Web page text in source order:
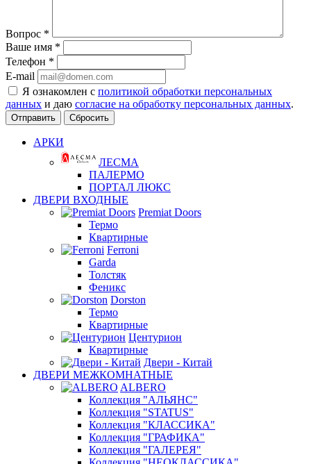
Вопрос *
Ваше имя *
Телефон *
E-mail
Я ознакомлен с политикой обработки персональных
данных и даю согласие на обработку персональных данных.
Сбросить
АРКИ
ЛЕСМА
ПАЛЕРМО
ПОРТАЛ ЛЮКС
ДВЕРИ ВХОДНЫЕ
Premiat Doors
Термо
Квартирные
Ferroni
Garda
Толстяк
Феникс
Dorston
Термо
Квартирные
Центурион
Квартирные
Двери - Китай
ДВЕРИ МЕЖКОМНАТНЫЕ
ALBERO
Коллекция "АЛЬЯНС"
Коллекция "STATUS"
Коллекция "КЛАССИКА"
Коллекция "ГРАФИКА"
Коллекция "ГАЛЕРЕЯ"